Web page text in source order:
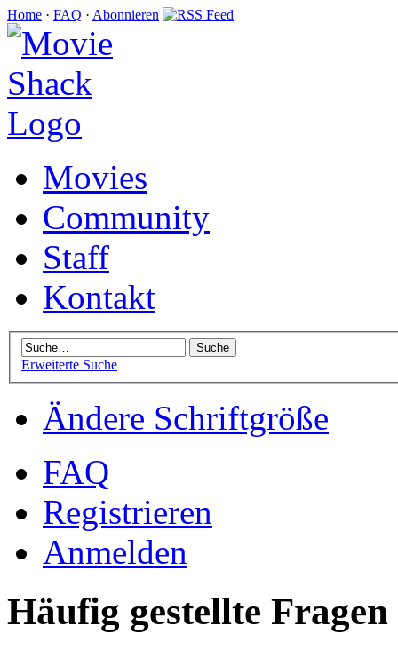
Home · FAQ · Abonnieren
Movies
Community
Staff
Kontakt
Erweiterte Suche
Ändere Schriftgröße
FAQ
Registrieren
Anmelden
Häufig gestellte Fragen